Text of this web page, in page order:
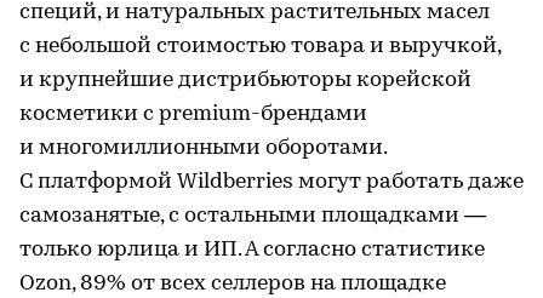
специй, и натуральных растительных масел
с небольшой стоимостью товара и выручкой,
и крупнейшие дистрибьюторы корейской
косметики с premium-брендами
и многомиллионными оборотами.
С платформой Wildberries могут работать даже
самозанятые, с остальными площадками —
только юрлица и ИП. А согласно статистике
Ozon, 89% от всех селлеров на площадке